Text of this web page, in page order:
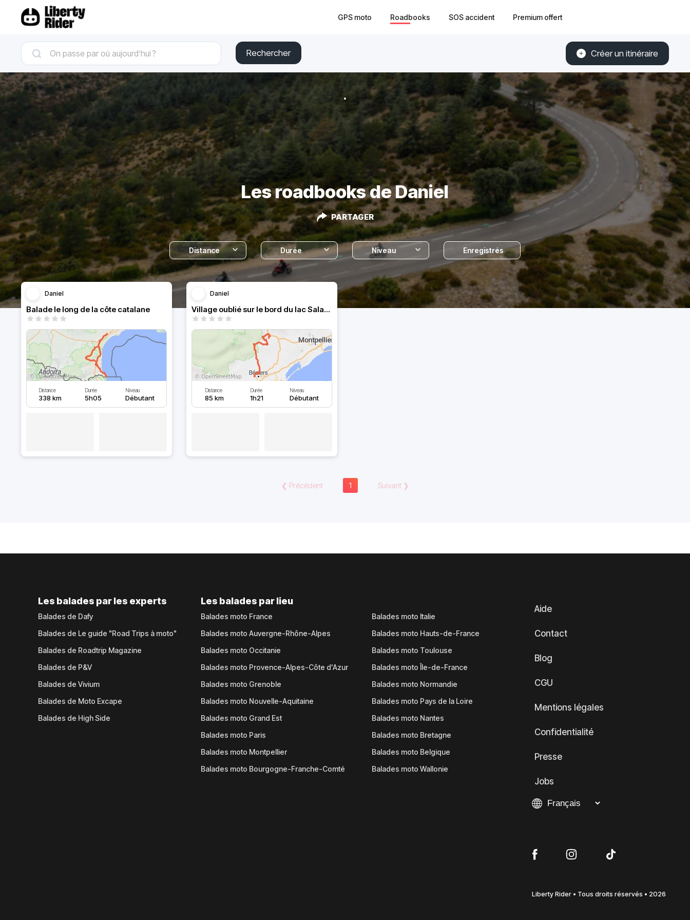
GPS moto Roadbooks SOS accident Premium offert
Rechercher Créer un itinéraire
Les roadbooks de Daniel
PARTAGER
Distance Durée Niveau Enregistrés
Daniel
Balade le long de la côte catalane
Distance
338 km
Durée
5h05
Niveau
Débutant
Daniel
Village oublié sur le bord du lac Salagou
Distance
85 km
Durée
1h21
Niveau
Débutant
❮ Précédent 1 Suivant❯
Les balades par les experts
Balades de Dafy
Balades de Le guide "Road Trips à moto"
Balades de Roadtrip Magazine
Balades de P&V
Balades de Vivium
Balades de Moto Excape
Balades de High Side
Les balades par lieu
Balades moto France
Balades moto Auvergne-Rhône-Alpes
Balades moto Occitanie
Balades moto Provence-Alpes-Côte d'Azur
Balades moto Grenoble
Balades moto Nouvelle-Aquitaine
Balades moto Grand Est
Balades moto Paris
Balades moto Montpellier
Balades moto Bourgogne-Franche-Comté
Balades moto Italie
Balades moto Hauts-de-France
Balades moto Toulouse
Balades moto Île-de-France
Balades moto Normandie
Balades moto Pays de la Loire
Balades moto Nantes
Balades moto Bretagne
Balades moto Belgique
Balades moto Wallonie
Aide
Contact
Blog
CGU
Mentions légales
Confidentialité
Presse
Jobs
Liberty Rider • Tous droits réservés • 2026